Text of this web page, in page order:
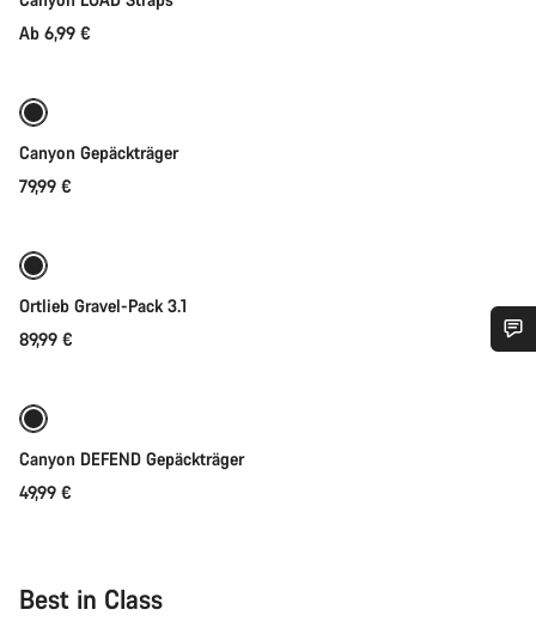
Ab 6,99 €
Canyon Gepäckträger
79,99 €
Ortlieb Gravel-Pack 3.1
89,99 €
Canyon DEFEND Gepäckträger
49,99 €
Best in Class